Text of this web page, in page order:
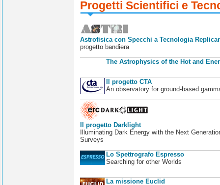
Progetti Scientifici e
Astrofisica con Specchi a Tecnologia
progetto bandiera
The Astrophysics of the Hot and
Il progetto CTA
An observatory for ground-based
Il progetto Darklight
Illuminating Dark Energy with the Next
Surveys
Lo Spettrografo Espresso
Searching for other Worlds
La missione Euclid